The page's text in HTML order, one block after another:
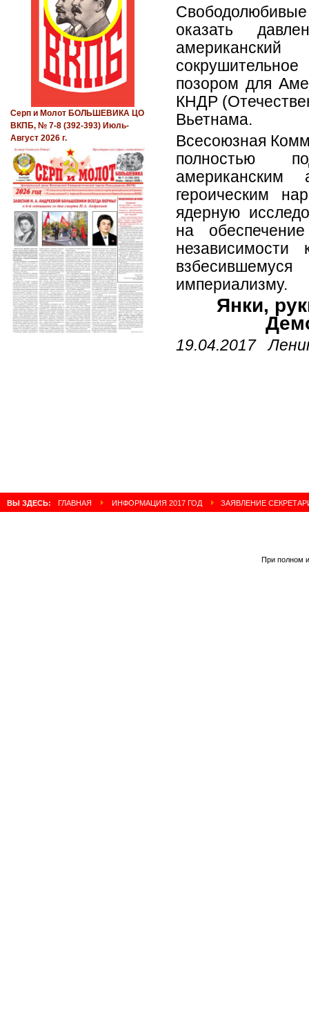
Свободолюбивые
оказать
позором для
КНДР
Вьетнама.
Всесоюзная
полностью
американским
героическим
ядерную
на
независимости
империализму.
Янки,
19.04.2017
Серп и Молот БОЛЬШЕВИКА ЦО
ВКПБ, № 7-8 (392-393) Июль-
Август 2026 г.
ВЫ ЗДЕСЬ: ГЛАВНАЯ ИНФОРМАЦИЯ 2017 ГОД ЗАЯВЛЕНИЕ
При полном